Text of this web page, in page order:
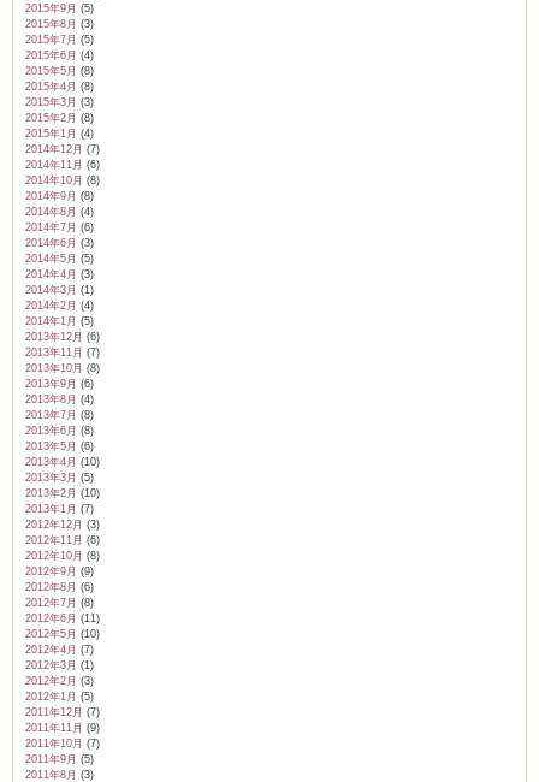
2015年9月 (5)
2015年8月 (3)
2015年7月 (5)
2015年6月 (4)
2015年5月 (8)
2015年4月 (8)
2015年3月 (3)
2015年2月 (8)
2015年1月 (4)
2014年12月 (7)
2014年11月 (6)
2014年10月 (8)
2014年9月 (8)
2014年8月 (4)
2014年7月 (6)
2014年6月 (3)
2014年5月 (5)
2014年4月 (3)
2014年3月 (1)
2014年2月 (4)
2014年1月 (5)
2013年12月 (6)
2013年11月 (7)
2013年10月 (8)
2013年9月 (6)
2013年8月 (4)
2013年7月 (8)
2013年6月 (8)
2013年5月 (6)
2013年4月 (10)
2013年3月 (5)
2013年2月 (10)
2013年1月 (7)
2012年12月 (3)
2012年11月 (6)
2012年10月 (8)
2012年9月 (9)
2012年8月 (6)
2012年7月 (8)
2012年6月 (11)
2012年5月 (10)
2012年4月 (7)
2012年3月 (1)
2012年2月 (3)
2012年1月 (5)
2011年12月 (7)
2011年11月 (9)
2011年10月 (7)
2011年9月 (5)
2011年8月 (3)